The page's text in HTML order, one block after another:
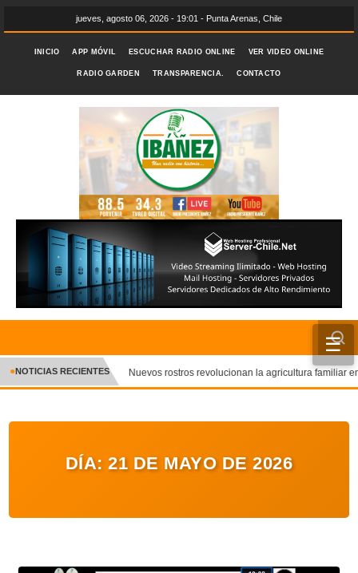
jueves, agosto 06, 2026 - 19:01 - Punta Arenas, Chile
INICIO APP MÓVIL ESCUCHAR RADIO ONLINE VER VIDEO ONLINE
RADIO GARDEN TRANSPARENCIA. CONTACTO
☰
INICIO
CRÓNICA
ENTRETENIMIENTO Y CULTURA
NOTICIAS RECIENTES Nuevos rostros revolucionan la agricultura familiar
DÍA:21 DE MAYO DE 2026